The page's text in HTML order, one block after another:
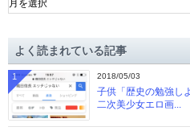
ー
ブよく読まれている記事
2018/05/03
子供「歴史の勉強し
二次美少女エロ画...
1